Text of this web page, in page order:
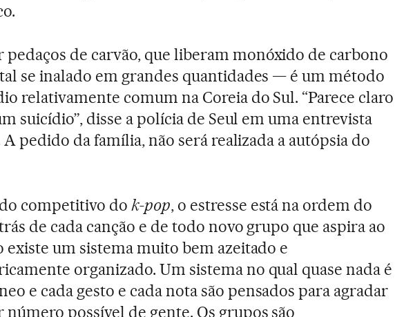
pedaços de carvão, que liberam monóxido de carbono
se inalado em grandes quantidades — é um método
relativamente comum na Coreia do Sul. “Parece claro
suicídio”, disse a polícia de Seul em uma entrevista
pedido da família, não será realizada a autópsia do
competitivo do k-pop, o estresse está na ordem do
de cada canção e de todo novo grupo que aspira ao
existe um sistema muito bem azeitado e
organizado. Um sistema no qual quase nada é
e cada gesto e cada nota são pensados para agradar
número possível de gente. Os grupos são